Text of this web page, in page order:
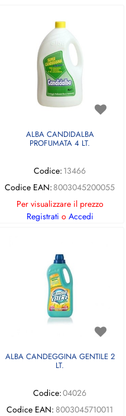
ALBA CANDIDALBA
PROFUMATA 4 LT.
Codice: 13466
Codice EAN: 8003045200055
Per visualizzare il prezzo
Registrati o Accedi
ALBA CANDEGGINA GENTILE 2
LT.
Codice:04026
Codice EAN: 8003045710011